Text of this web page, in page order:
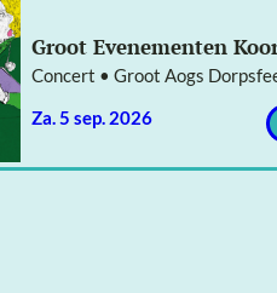
Groot Evenementen
Concert • Groot Aogs
za. 5 sep. 2026